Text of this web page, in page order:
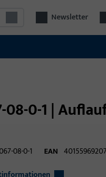
Newsletter
08-0-1 |
08-0-1 EAN